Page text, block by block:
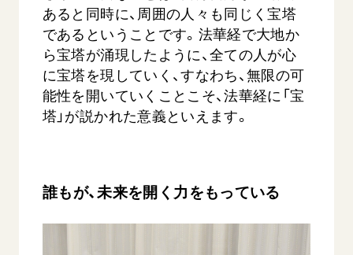
あると同時に、周囲の人々も同じく宝塔
であるということです。法華経で大地か
ら宝塔が涌現したように、全ての人が心
に宝塔を現していく、すなわち、無限の可
能性を開いていくことこそ、法華経に「宝
塔」が説かれた意義といえます。
誰もが、未来を開く力をもっている